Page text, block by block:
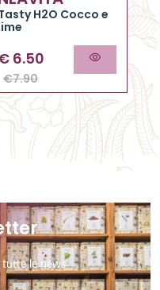
H2O Cocco e
6.50
€7.90
tutte le news